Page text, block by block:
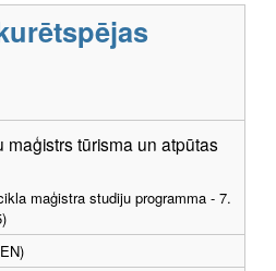
maģistrs tūrisma un atpūtas
maģistra studiju programma - 7.